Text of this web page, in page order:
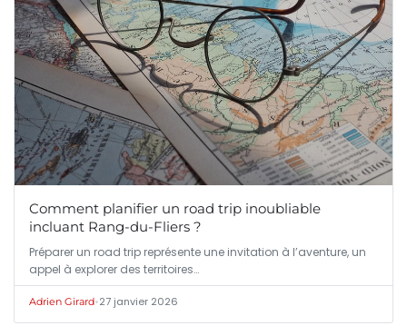
Comment planifier un road trip inoubliable
incluant Rang-du-Fliers ?
Préparer un road trip représente une invitation à l’aventure, un
appel à explorer des territoires…
Adrien Girard•27 janvier 2026